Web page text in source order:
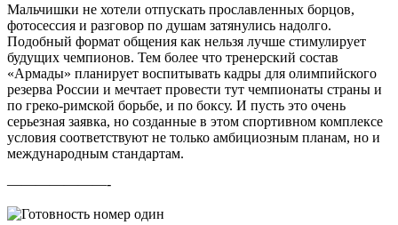
Мальчишки не хотели отпускать прославленных борцов,
фотосессия и разговор по душам затянулись надолго.
Подобный формат общения как нельзя лучше стимулирует
будущих чемпионов. Тем более что тренерский состав
«Армады» планирует воспитывать кадры для олимпийского
резерва России и мечтает провести тут чемпионаты страны и
по греко-римской борьбе, и по боксу. И пусть это очень
серьезная заявка, но созданные в этом спортивном комплексе
условия соответствуют не только амбициозным планам, но и
международным стандартам.
———————-